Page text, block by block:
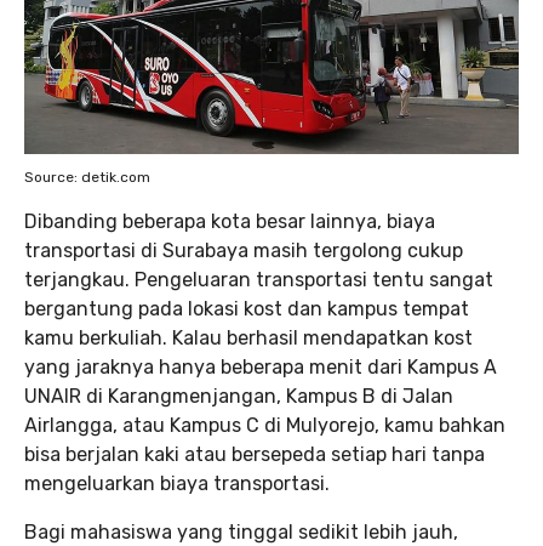
Source: detik.com
Dibanding beberapa kota besar lainnya, biaya
transportasi di Surabaya masih tergolong cukup
terjangkau. Pengeluaran transportasi tentu sangat
bergantung pada lokasi kost dan kampus tempat
kamu berkuliah. Kalau berhasil mendapatkan kost
yang jaraknya hanya beberapa menit dari Kampus A
UNAIR di Karangmenjangan, Kampus B di Jalan
Airlangga, atau Kampus C di Mulyorejo, kamu bahkan
bisa berjalan kaki atau bersepeda setiap hari tanpa
mengeluarkan biaya transportasi.
Bagi mahasiswa yang tinggal sedikit lebih jauh,